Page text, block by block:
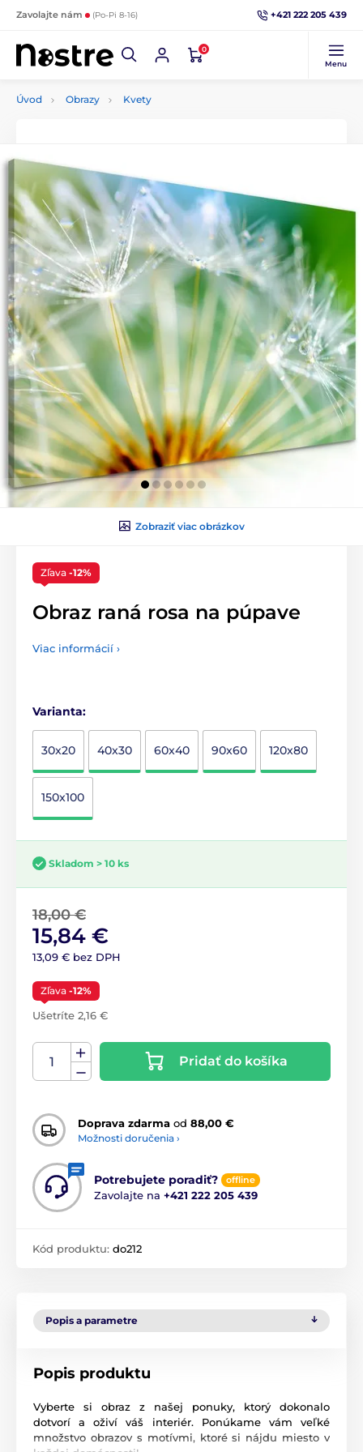
Zavolajte nám (Po-Pi 8-16) +421 222 205 439
0
Menu
Úvod Obrazy Kvety
Zobraziť viac obrázkov
Zľava -12%
Obraz raná rosa na púpave
Viac informácií ›
Varianta:
30x20 40x30 60x40 90x60 120x80
150x100
Skladom > 10 ks
18,00 €
15,84 €
13,09 € bez DPH
Zľava -12%
Ušetríte 2,16 €
Pridať do košíka
Doprava zdarma od 88,00 €
Možnosti doručenia ›
Potrebujete poradiť? offline
Zavolajte na +421 222 205 439
Kód produktu: do212
Popis a parametre
Popis produktu
Vyberte si obraz z našej ponuky, ktorý dokonalo
dotvorí a oživí váš interiér. Ponúkame vám veľké
množstvo obrazov s motívmi, ktoré si nájdu miesto v